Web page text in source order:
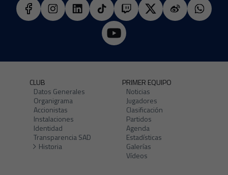
CLUB
Datos Generales
Organigrama
Accionistas
Instalaciones
Identidad
Transparencia SAD
Historia
PRIMER EQUIPO
Noticias
Jugadores
Clasificación
Partidos
Agenda
Estadísticas
Galerías
Vídeos